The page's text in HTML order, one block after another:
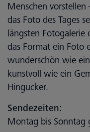
Menschen
das Foto des Tages
längsten Fotogalerie
das Format ein Foto
wunderschön wie
kunstvoll wie ein
Hingucker.
Sendezeiten:
Montag bis Sonntag